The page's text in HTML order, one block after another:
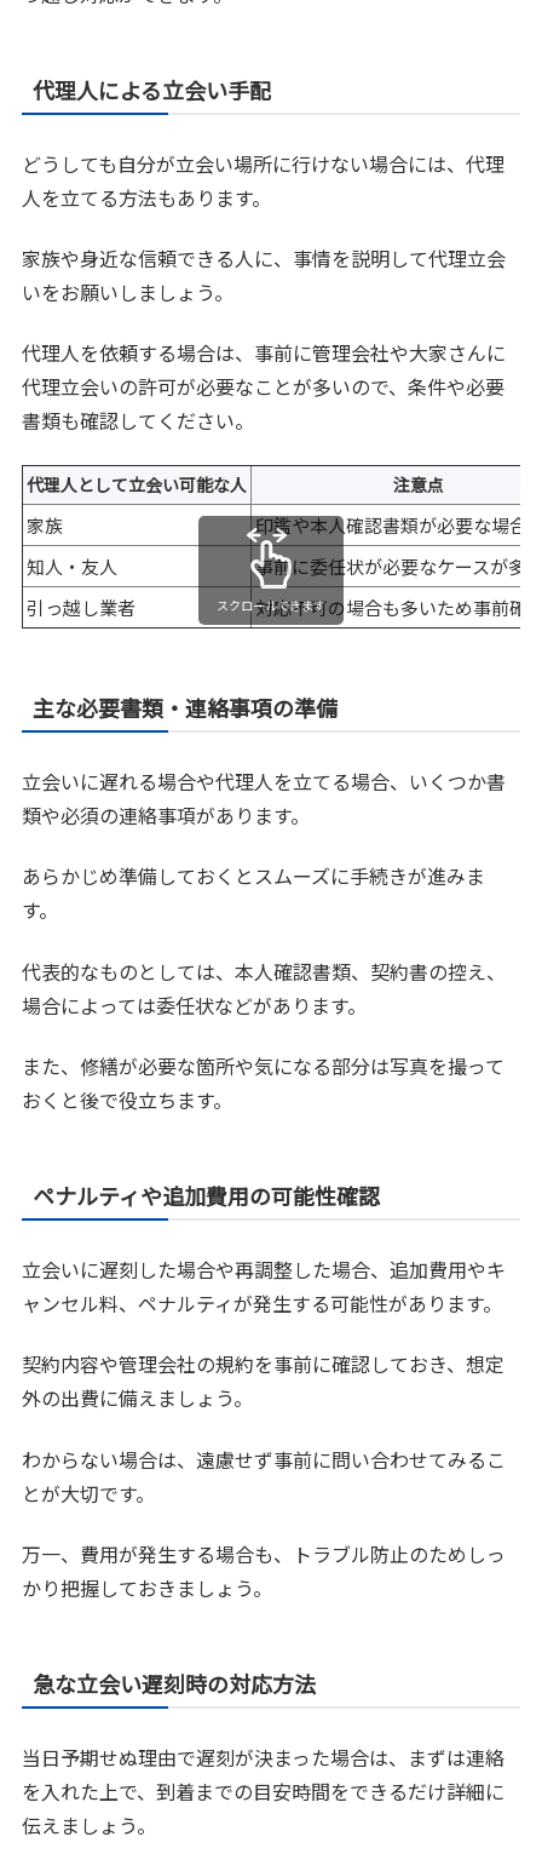
代理人による立会い手配
どうしても自分が立会い場所に行けない場合には、代理
人を立てる方法もあります。
家族や身近な信頼できる人に、事情を説明して代理立会
いをお願いしましょう。
代理人を依頼する場合は、事前に管理会社や大家さんに
代理立会いの許可が必要なことが多いので、条件や必要
書類も確認してください。
代理人として立会い可能な人 注意点
家族
印鑑や本人確認書類が必要な場合
知人・友人
事前に委任状が必要なケースが多
引っ越し業者
対応不可の場合も多いため事前確
スクロールできます
主な必要書類・連絡事項の準備
立会いに遅れる場合や代理人を立てる場合、いくつか書
類や必須の連絡事項があります。
あらかじめ準備しておくとスムーズに手続きが進みま
す。
代表的なものとしては、本人確認書類、契約書の控え、
場合によっては委任状などがあります。
また、修繕が必要な箇所や気になる部分は写真を撮って
おくと後で役立ちます。
ペナルティや追加費用の可能性確認
立会いに遅刻した場合や再調整した場合、追加費用やキ
ャンセル料、ペナルティが発生する可能性があります。
契約内容や管理会社の規約を事前に確認しておき、想定
外の出費に備えましょう。
わからない場合は、遠慮せず事前に問い合わせてみるこ
とが大切です。
万一、費用が発生する場合も、トラブル防止のためしっ
かり把握しておきましょう。
急な立会い遅刻時の対応方法
当日予期せぬ理由で遅刻が決まった場合は、まずは連絡
を入れた上で、到着までの目安時間をできるだけ詳細に
伝えましょう。